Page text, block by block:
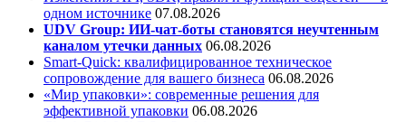
одном источнике 07.08.2026
UDV Group: ИИ-чат-боты становятся неучтенным
каналом утечки данных 06.08.2026
Smart-Quick: квалифицированное техническое
сопровождение для вашего бизнеса 06.08.2026
«Мир упаковки»: современные решения для
эффективной упаковки 06.08.2026